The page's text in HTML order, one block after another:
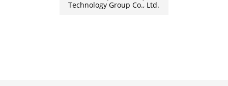
Technology Group Co., Ltd.